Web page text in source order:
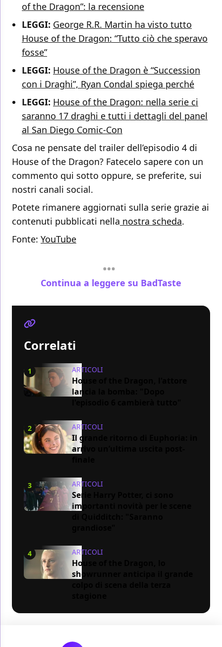
of the Dragon”: la recensione
LEGGI: George R.R. Martin ha visto tutto
House of the Dragon: “Tutto ciò che speravo
fosse”
LEGGI: House of the Dragon è “Succession
con i Draghi”, Ryan Condal spiega perché
LEGGI: House of the Dragon: nella serie ci
saranno 17 draghi e tutti i dettagli del panel
al San Diego Comic-Con
Cosa ne pensate del trailer dell’episodio 4 di
House of the Dragon? Fatecelo sapere con un
commento qui sotto oppure, se preferite, sui
nostri canali social.
Potete rimanere aggiornati sulla serie grazie ai
contenuti pubblicati nella nostra scheda.
Fonte: YouTube
Continua a leggere su BadTaste
Correlati
1 ARTICOLI
House of the Dragon, l'attore
lancia la bomba: "Dopo
2 ARTICOLI
Il grande ritorno di Euphoria: in
arrivo un’ultima uscita post-
3 ARTICOLI
Serie Harry Potter, ci sono
importanti novità per le scene
4 ARTICOLI
House of the Dragon, lo
showrunner anticipa il grande